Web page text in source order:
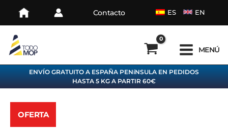
Contacto ES EN
MENÚ
ENVÍO GRATUITO A ESPAÑA PENíNSULA EN PEDIDOS
HASTA 5 KG A PARTIR 60€
OFERTA